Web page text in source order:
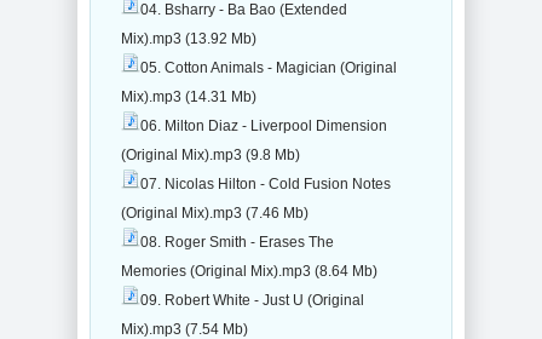
04. Bsharry - Ba Bao (Extended
Mix).mp3 (13.92 Mb)
05. Cotton Animals - Magician (Original
Mix).mp3 (14.31 Mb)
06. Milton Diaz - Liverpool Dimension
(Original Mix).mp3 (9.8 Mb)
07. Nicolas Hilton - Cold Fusion Notes
(Original Mix).mp3 (7.46 Mb)
08. Roger Smith - Erases The
Memories (Original Mix).mp3 (8.64 Mb)
09. Robert White - Just U (Original
Mix).mp3 (7.54 Mb)